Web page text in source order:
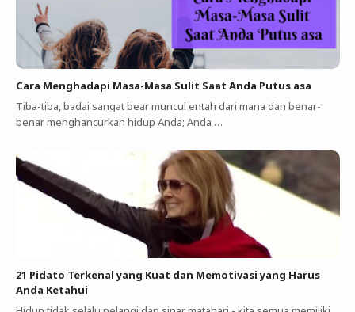
Cara Menghadapi Masa-Masa Sulit Saat Anda Putus asa
Tiba-tiba, badai sangat bear muncul entah dari mana dan benar-
benar menghancurkan hidup Anda; Anda …
21 Pidato Terkenal yang Kuat dan Memotivasi yang Harus
Anda Ketahui